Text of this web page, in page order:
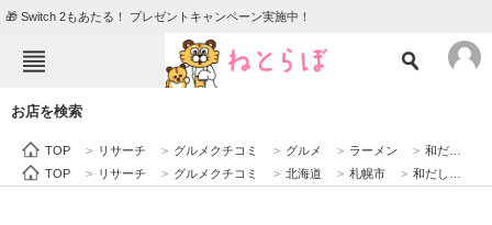
🎁 Switch 2もあたる！ プレゼントキャンペーン実施中！
エンタメ クイズ
お店を検索
TOP > リサーチ > グルメクチコミ > グルメ > ラーメン > 和だしらぁめん うめきち（北海道）
TOP
> リサーチ > グルメクチコミ > 北海道 > 札幌市 > 和だしらぁめん うめきち（北海道）